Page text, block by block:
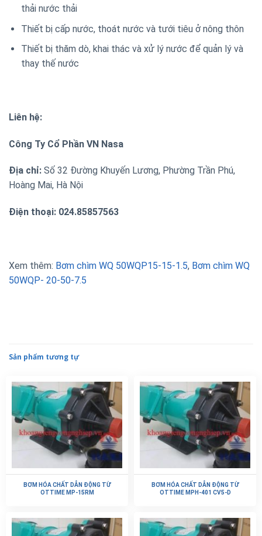
thải nước thải
Thiết bị cấp nước, thoát nước và tưới tiêu ở nông thôn
Thiết bị thăm dò, khai thác và xử lý nước để quản lý và
thay thế nước
Liên hệ:
Công Ty Cổ Phần VN Nasa
Địa chỉ: Số 32 Đường Khuyến Lương, Phường Trần Phú,
Hoàng Mai, Hà Nội
Điện thoại: 024.85857563
Xem thêm: Bơm chìm WQ 50WQP15-15-1.5, Bơm chìm WQ
50WQP- 20-50-7.5
Sản phẩm tương tự
BƠM HÓA CHẤT DẪN ĐỘNG TỪ
OTTIME MP-15RM
BƠM HÓA CHẤT DẪN ĐỘNG TỪ
OTTIME MPH-401 CV5-D